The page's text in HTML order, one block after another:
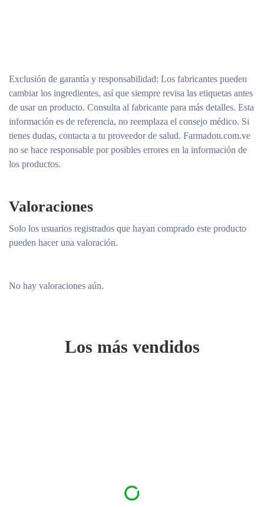
Exclusión de garantía y responsabilidad: Los fabricantes pueden
cambiar los ingredientes, así que siempre revisa las etiquetas antes
de usar un producto. Consulta al fabricante para más detalles. Esta
información es de referencia, no reemplaza el consejo médico. Si
tienes dudas, contacta a tu proveedor de salud. Farmadon.com.ve
no se hace responsable por posibles errores en la información de
los productos.
Valoraciones
No hay valoraciones aún.
Solo los usuarios registrados que hayan comprado este producto
pueden hacer una valoración.
Los más vendidos